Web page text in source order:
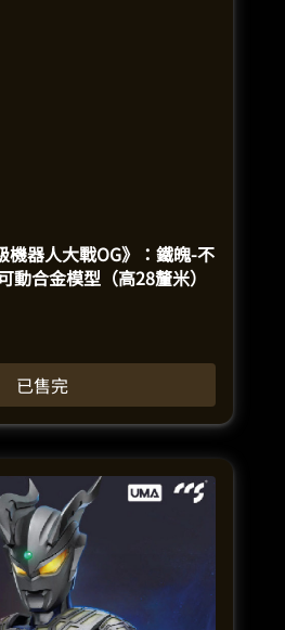
機器人大戰OG》：鐵魄-不
動合金模型（高28釐米）
已售完